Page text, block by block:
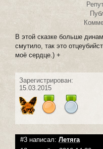
В этой сказке больше
смутило, так это
моё сердце.) +
Зарегистрирован:
15.03.2015
#3 написал: Летяга